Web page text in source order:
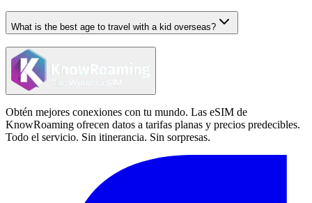
What is the best age to travel with a kid overseas?
Obtén mejores conexiones con tu mundo. Las eSIM de
KnowRoaming ofrecen datos a tarifas planas y precios predecibles.
Todo el servicio. Sin itinerancia. Sin sorpresas.